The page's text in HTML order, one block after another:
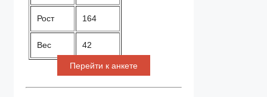
Рост 164
Вес 42
Перейти к анкете